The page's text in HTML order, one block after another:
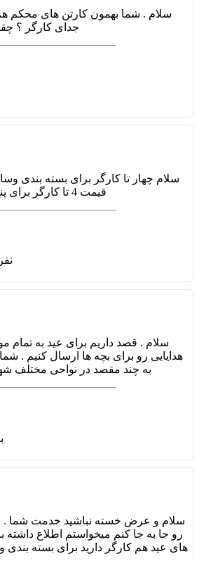
سلام . شما بهمون کارتن های محکم
جدای کارگر ؟
سلام چهار تا کارگر برای بسته بندی
قیمت 4 تا کارگر برای پنج ساعت چقدر میشه ؟
نفری
سلام . قصد داریم برای عید به تمام
هدایایی رو برای بچه ها ارسال کنیم .
به چند مقصد در نواحی مختلف
سلام و عرض خسته نباشید خدمت شما .
رو جا به جا کنم میخواستم اطلاع
های عید هم کارگر دارید برای بسته